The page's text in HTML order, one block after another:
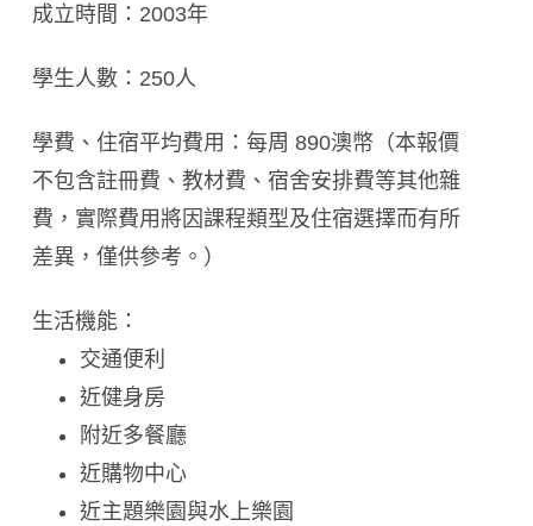
成立時間：2003年
學生人數：250人
學費、住宿平均費用：每周 890澳幣（本報價
不包含註冊費、教材費、宿舍安排費等其他雜
費，實際費用將因課程類型及住宿選擇而有所
差異，僅供參考。）
生活機能：
交通便利
近健身房
附近多餐廳
近購物中心
近主題樂園與水上樂園